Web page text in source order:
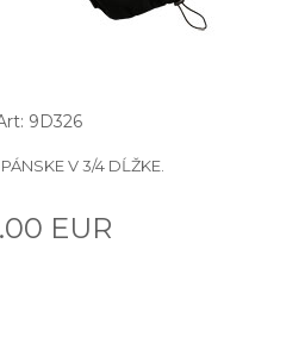
9D326
V 3/4 DĹŽKE.
EUR